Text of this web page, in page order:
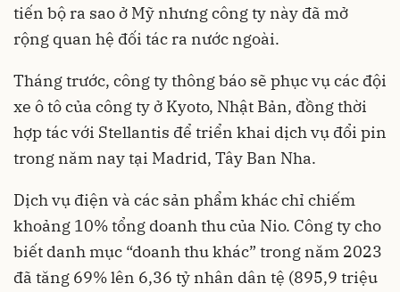
tiến bộ ra sao ở Mỹ nhưng công ty này đã mở
rộng quan hệ đối tác ra nước ngoài.
Tháng trước, công ty thông báo sẽ phục vụ các đội
xe ô tô của công ty ở Kyoto, Nhật Bản, đồng thời
hợp tác với Stellantis để triển khai dịch vụ đổi pin
trong năm nay tại Madrid, Tây Ban Nha.
Dịch vụ điện và các sản phẩm khác chỉ chiếm
khoảng 10% tổng doanh thu của Nio. Công ty cho
biết danh mục “doanh thu khác” trong năm 2023
đã tăng 69% lên 6,36 tỷ nhân dân tệ (895,9 triệu